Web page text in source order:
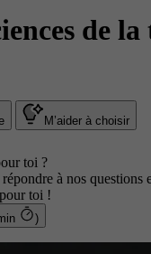
de
M’aider à choisir
toi ?
à nos questions
toi !
(1min )